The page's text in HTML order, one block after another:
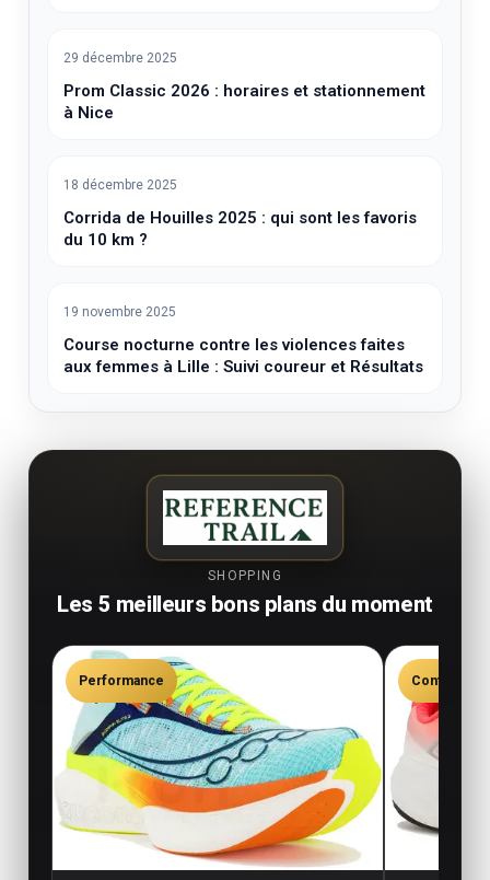
29 décembre 2025
Prom Classic 2026 : horaires et stationnement
à Nice
18 décembre 2025
Corrida de Houilles 2025 : qui sont les favoris
du 10 km ?
19 novembre 2025
Course nocturne contre les violences faites
aux femmes à Lille : Suivi coureur et Résultats
SHOPPING
Les 5 meilleurs bons plans du moment
Performance Confort